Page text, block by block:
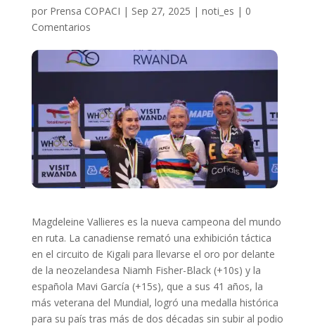
por Prensa COPACI | Sep 27, 2025 | noti_es | 0
Comentarios
Magdeleine Vallieres es la nueva campeona del mundo
en ruta. La canadiense remató una exhibición táctica
en el circuito de Kigali para llevarse el oro por delante
de la neozelandesa Niamh Fisher-Black (+10s) y la
española Mavi García (+15s), que a sus 41 años, la
más veterana del Mundial, logró una medalla histórica
para su país tras más de dos décadas sin subir al podio